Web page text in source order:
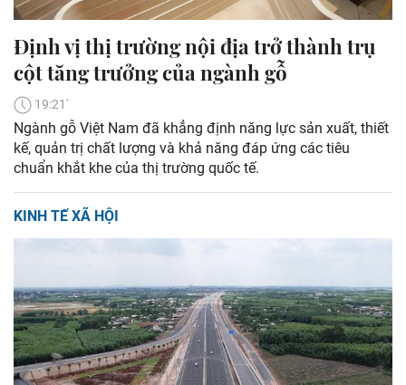
Định vị thị trường nội địa trở thành trụ
cột tăng trưởng của ngành gỗ
19:21'
Ngành gỗ Việt Nam đã khẳng định năng lực sản xuất, thiết
kế, quản trị chất lượng và khả năng đáp ứng các tiêu
chuẩn khắt khe của thị trường quốc tế.
KINH TẾ XÃ HỘI